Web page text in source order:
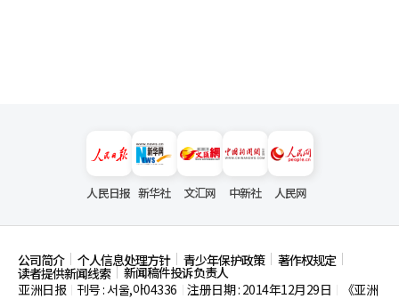
人民日报 新华社 文汇网 中新社 人民网
公司简介 个人信息处理方针 青少年保护政策 著作权规定
读者提供新闻线索
新闻稿件投诉负责人
亚洲日报
刊号 : 서울,아04336 注册日期 : 2014年12月29日
《亚洲